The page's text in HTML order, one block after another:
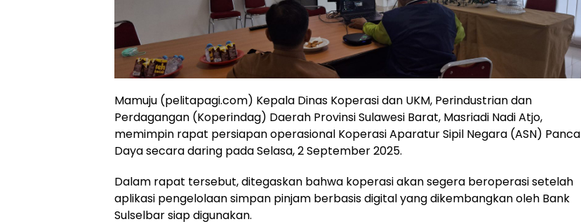
Mamuju (pelitapagi.com) Kepala Dinas Koperasi dan UKM, Perindustrian dan
Perdagangan (Koperindag) Daerah Provinsi Sulawesi Barat, Masriadi Nadi Atjo,
memimpin rapat persiapan operasional Koperasi Aparatur Sipil Negara (ASN) Panca
Daya secara daring pada Selasa, 2 September 2025.
Dalam rapat tersebut, ditegaskan bahwa koperasi akan segera beroperasi setelah
aplikasi pengelolaan simpan pinjam berbasis digital yang dikembangkan oleh Bank
Sulselbar siap digunakan.